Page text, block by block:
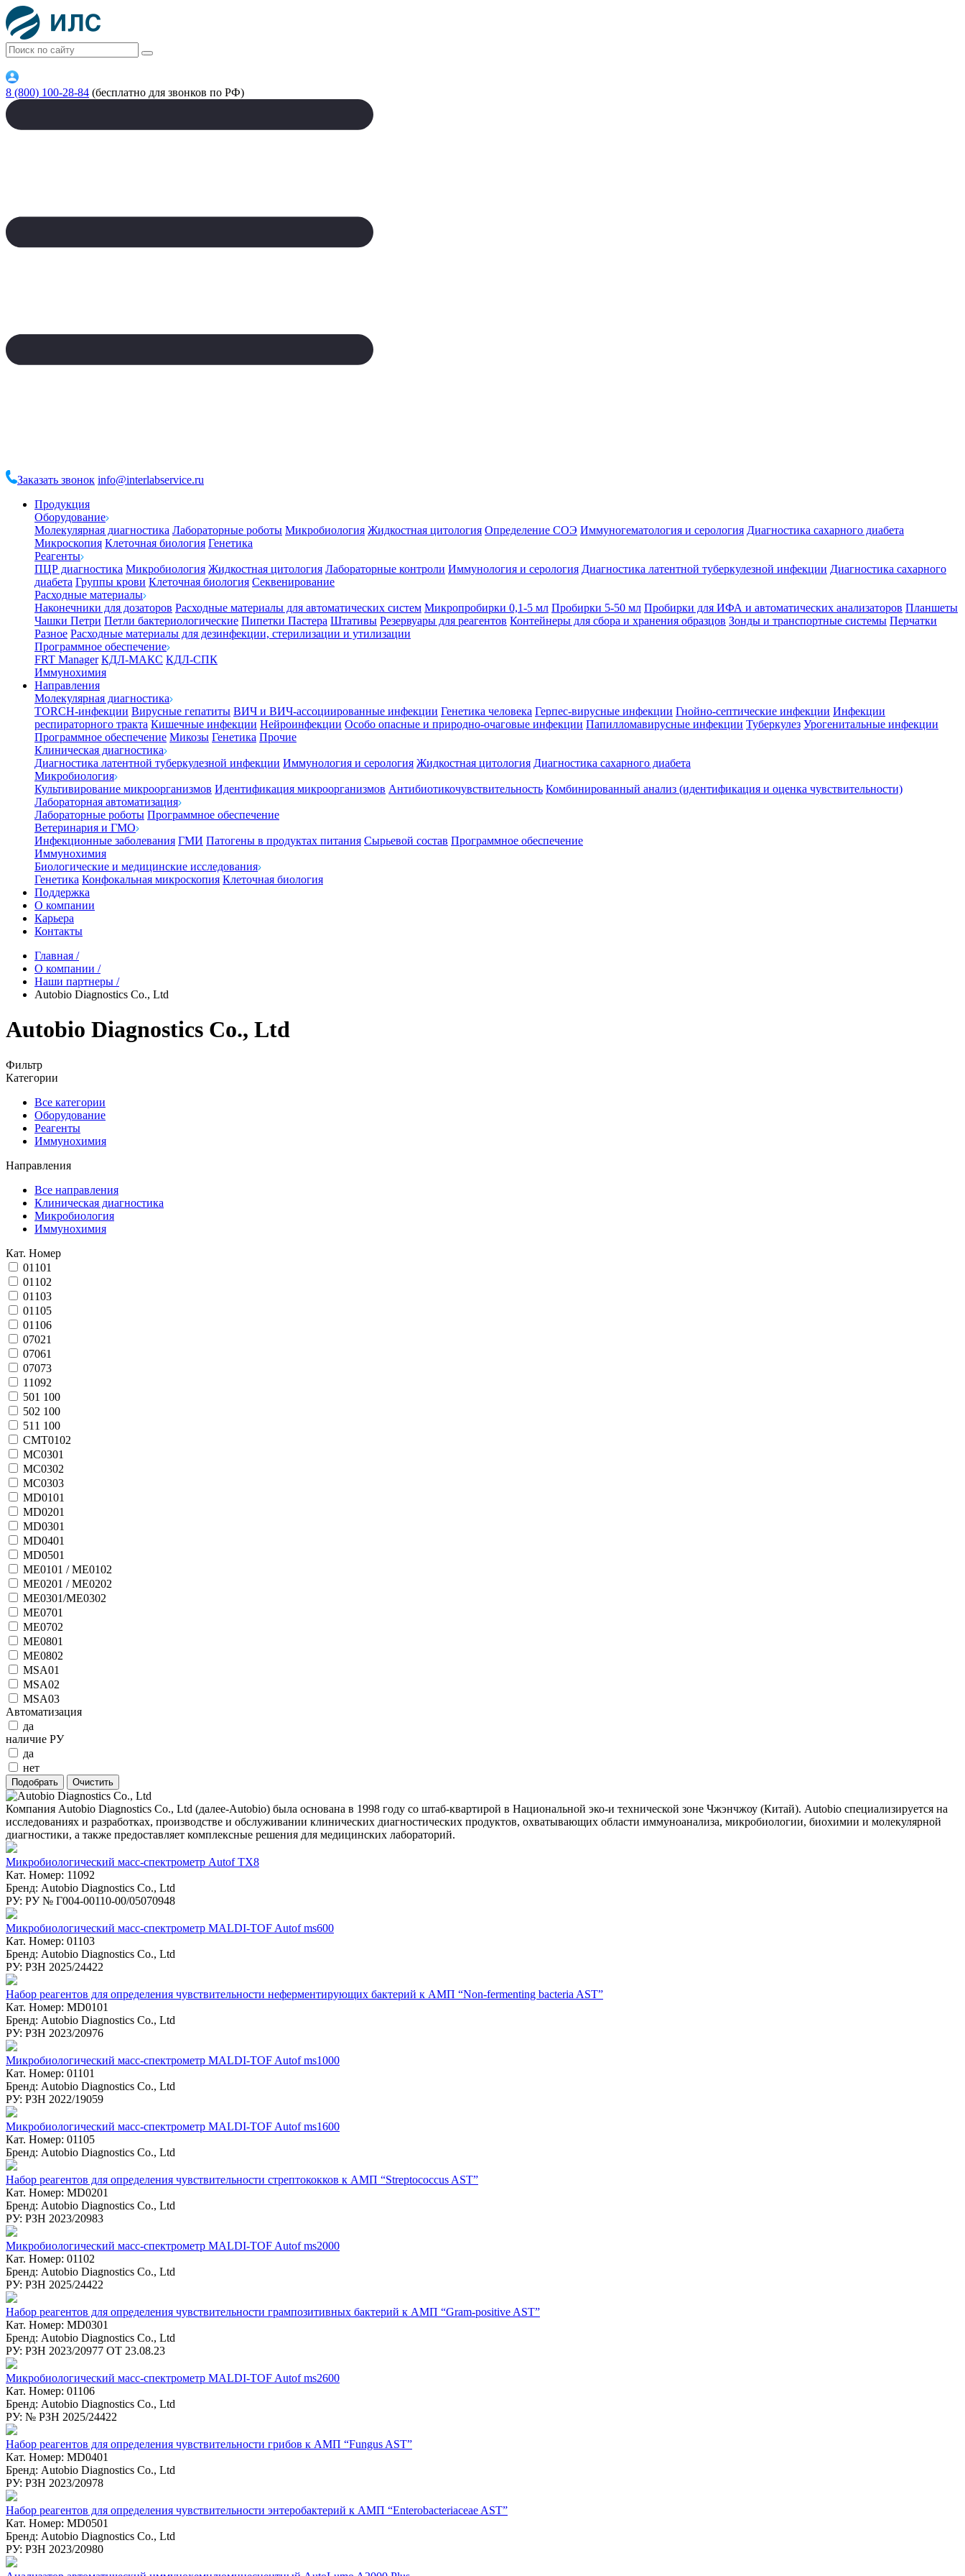
8 (800) 100-28-84 (бесплатно для звонков по РФ)
Заказать звонок info@interlabservice.ru
Продукция
Оборудование
Молекулярная диагностика Лабораторные роботы Микробиология Жидкостная цитология Определение СОЭ Иммуногематология и серология Диагностика сахарного диабета
Микроскопия Клеточная биология Генетика
Реагенты
ПЦР диагностика Микробиология Жидкостная цитология Лабораторные контроли Иммунология и серология Диагностика латентной туберкулезной инфекции Диагностика сахарного
диабета Группы крови Клеточная биология Секвенирование
Расходные материалы
Наконечники для дозаторов Расходные материалы для автоматических систем Микропробирки 0,1-5 мл Пробирки 5-50 мл Пробирки для ИФА и автоматических анализаторов Планшеты
Чашки Петри Петли бактериологические Пипетки Пастера Штативы Резервуары для реагентов Контейнеры для сбора и хранения образцов Зонды и транспортные системы Перчатки
Разное Расходные материалы для дезинфекции, стерилизации и утилизации
Программное обеспечение
FRT Manager КДЛ-МАКС КДЛ-СПК
Иммунохимия
Направления
Молекулярная диагностика
TORCH-инфекции Вирусные гепатиты ВИЧ и ВИЧ-ассоциированные инфекции Генетика человека Герпес-вирусные инфекции Гнойно-септические инфекции Инфекции
респираторного тракта Кишечные инфекции Нейроинфекции Особо опасные и природно-очаговые инфекции Папилломавирусные инфекции Туберкулез Урогенитальные инфекции
Программное обеспечение Микозы Генетика Прочие
Клиническая диагностика
Диагностика латентной туберкулезной инфекции Иммунология и серология Жидкостная цитология Диагностика сахарного диабета
Микробиология
Культивирование микроорганизмов Идентификация микроорганизмов Антибиотикочувствительность Комбинированный анализ (идентификация и оценка чувствительности)
Лабораторная автоматизация
Лабораторные роботы Программное обеспечение
Ветеринария и ГМО
Инфекционные заболевания ГМИ Патогены в продуктах питания Сырьевой состав Программное обеспечение
Иммунохимия
Биологические и медицинские исследования
Генетика Конфокальная микроскопия Клеточная биология
Поддержка
О компании
Карьера
Контакты
Главная /
О компании /
Наши партнеры /
Autobio Diagnostics Co., Ltd
Autobio Diagnostics Co., Ltd
Фильтр
Категории
Все категории
Оборудование
Реагенты
Иммунохимия
Направления
Все направления
Клиническая диагностика
Микробиология
Иммунохимия
Кат. Номер
01101
01102
01103
01105
01106
07021
07061
07073
11092
501 100
502 100
511 100
CMT0102
MC0301
MC0302
MC0303
MD0101
MD0201
MD0301
MD0401
MD0501
ME0101 / ME0102
ME0201 / ME0202
ME0301/ME0302
ME0701
ME0702
ME0801
ME0802
MSA01
MSA02
MSA03
Автоматизация
да
наличие РУ
да
нет
Компания Autobio Diagnostics Co., Ltd (далее-Autobio) была основана в 1998 году со штаб-квартирой в Национальной эко-и технической зоне Чжэнчжоу (Китай). Autobio специализируется на
исследованиях и разработках, производстве и обслуживании клинических диагностических продуктов, охватывающих области иммуноанализа, микробиологии, биохимии и молекулярной
диагностики, а также предоставляет комплексные решения для медицинских лабораторий.
Микробиологический масс-спектрометр Autof TX8
Кат. Номер: 11092
Бренд: Autobio Diagnostics Co., Ltd
РУ: РУ № Г004-00110-00/05070948
Микробиологический масс-спектрометр MALDI-TOF Autof ms600
Кат. Номер: 01103
Бренд: Autobio Diagnostics Co., Ltd
РУ: РЗН 2025/24422
Набор реагентов для определения чувствительности неферментирующих бактерий к АМП “Non-fermenting bacteria AST”
Кат. Номер: MD0101
Бренд: Autobio Diagnostics Co., Ltd
РУ: РЗН 2023/20976
Микробиологический масс-спектрометр MALDI-TOF Autof ms1000
Кат. Номер: 01101
Бренд: Autobio Diagnostics Co., Ltd
РУ: РЗН 2022/19059
Микробиологический масс-спектрометр MALDI-TOF Autof ms1600
Кат. Номер: 01105
Бренд: Autobio Diagnostics Co., Ltd
Набор реагентов для определения чувствительности стрептококков к АМП “Streptococcus AST”
Кат. Номер: MD0201
Бренд: Autobio Diagnostics Co., Ltd
РУ: РЗН 2023/20983
Микробиологический масс-спектрометр MALDI-TOF Autof ms2000
Кат. Номер: 01102
Бренд: Autobio Diagnostics Co., Ltd
РУ: РЗН 2025/24422
Набор реагентов для определения чувствительности грампозитивных бактерий к АМП “Gram-positive AST”
Кат. Номер: MD0301
Бренд: Autobio Diagnostics Co., Ltd
РУ: РЗН 2023/20977 ОТ 23.08.23
Микробиологический масс-спектрометр MALDI-TOF Autof ms2600
Кат. Номер: 01106
Бренд: Autobio Diagnostics Co., Ltd
РУ: № РЗН 2025/24422
Набор реагентов для определения чувствительности грибов к АМП “Fungus AST”
Кат. Номер: MD0401
Бренд: Autobio Diagnostics Co., Ltd
РУ: РЗН 2023/20978
Набор реагентов для определения чувствительности энтеробактерий к АМП “Enterobacteriaceae AST”
Кат. Номер: MD0501
Бренд: Autobio Diagnostics Co., Ltd
РУ: РЗН 2023/20980